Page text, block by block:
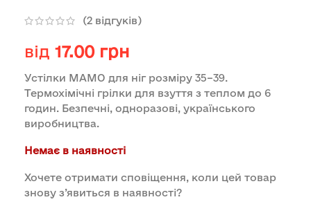
(2 відгуків)
від 17.00 грн
Устілки МАМО для ніг розміру 35–39.
Термохімічні грілки для взуття з теплом до 6
годин. Безпечні, одноразові, українського
виробництва.
Немає в наявності
Хочете отримати сповіщення, коли цей товар
знову з’явиться в наявності?